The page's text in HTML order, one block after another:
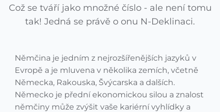
Což se tváří jako množné číslo - ale není tomu
tak! Jedná se právě o onu N-Deklinaci.
Němčina je jedním z nejrozšířenějších jazyků v
Evropě a je mluvena v několika zemích, včetně
Německa, Rakouska, Švýcarska a dalších.
Německo je přední ekonomickou silou a znalost
němčiny může zvýšit vaše kariérní vyhlídky a